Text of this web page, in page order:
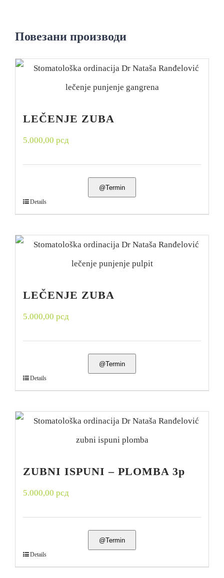
Повезани производи
LEČENJE ZUBA
5.000,00 рсд
@Termin
Details
LEČENJE ZUBA
5.000,00 рсд
@Termin
Details
ZUBNI ISPUNI – PLOMBA 3p
5.000,00 рсд
@Termin
Details